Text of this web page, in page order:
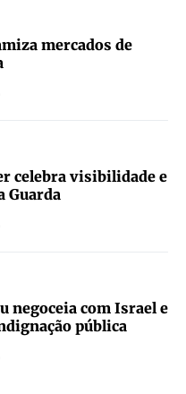
mercados de
celebra visibilidade e
Guarda
negoceia com Israel e
pública